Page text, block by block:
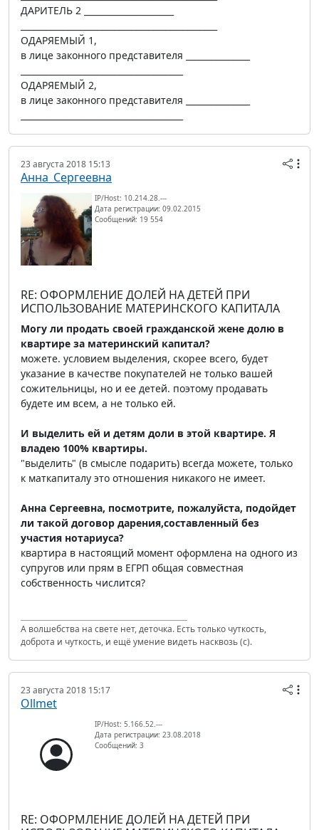
ДАРИТЕЛЬ 2 _____________________
ОДАРЯЕМЫЙ 1,
в лице законного представителя _______________
ОДАРЯЕМЫЙ 2,
в лице законного представителя _______________
23 августа 2018 15:13
Анна_Сергеевна
IP/Host: 10.214.28.---
Дата регистрации: 09.02.2015
Сообщений: 19 554
RE: ОФОРМЛЕНИЕ ДОЛЕЙ НА ДЕТЕЙ ПРИ
ИСПОЛЬЗОВАНИЕ МАТЕРИНСКОГО КАПИТАЛА
Могу ли продать своей гражданской жене долю в
квартире за материнский капитал?
можете. условием выделения, скорее всего, будет
указание в качестве покупателей не только вашей
сожительницы, но и ее детей. поэтому продавать
будете им всем, а не только ей.
И выделить ей и детям доли в этой квартире. Я
владею 100% квартиры.
"выделить" (в смысле подарить) всегда можете, только
к маткапиталу это отношения никакого не имеет.
Анна Сергеевна, посмотрите, пожалуйста, подойдет
ли такой договор дарения,составленный без
участия нотариуса?
квартира в настоящий момент оформлена на одного из
супругов или прям в ЕГРП общая совместная
собственность числится?
А волшебства на свете нет, деточка. Есть только чуткость,
доброта и чуткость, и ещё умение видеть насквозь (с).
23 августа 2018 15:17
Ollmet
IP/Host: 5.166.52.---
Дата регистрации: 23.08.2018
Сообщений: 3
RE: ОФОРМЛЕНИЕ ДОЛЕЙ НА ДЕТЕЙ ПРИ